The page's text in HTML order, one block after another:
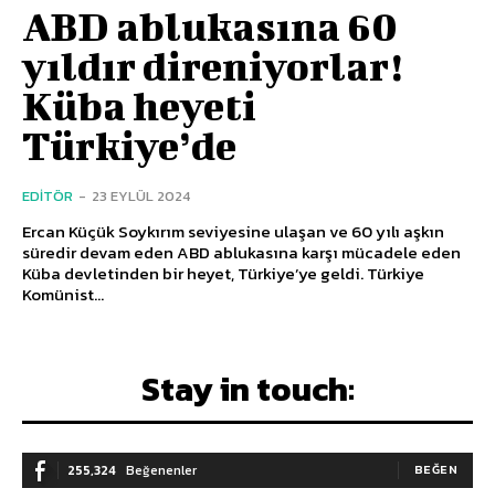
ABD ablukasına 60
yıldır direniyorlar!
Küba heyeti
Türkiye’de
EDITÖR - 23 EYLÜL 2024
Ercan Küçük Soykırım seviyesine ulaşan ve 60 yılı aşkın
süredir devam eden ABD ablukasına karşı mücadele eden
Küba devletinden bir heyet, Türkiye’ye geldi. Türkiye
Komünist...
Stay in touch:
255,324 Beğenenler BEĞEN